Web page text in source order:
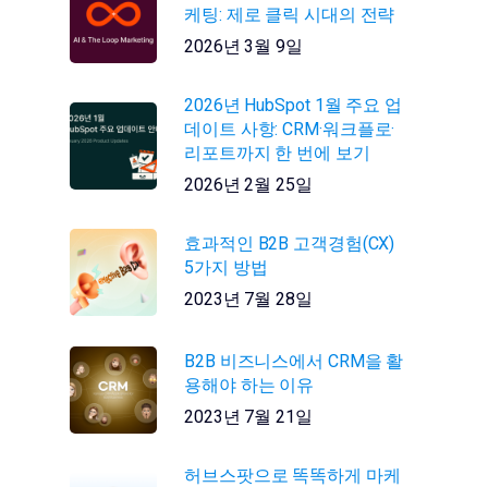
케팅: 제로 클릭 시대의 전략
2026년 3월 9일
2026년 HubSpot 1월 주요 업
데이트 사항: CRM·워크플로·
리포트까지 한 번에 보기
2026년 2월 25일
효과적인 B2B 고객경험(CX)
5가지 방법
2023년 7월 28일
B2B 비즈니스에서 CRM을 활
용해야 하는 이유
2023년 7월 21일
허브스팟으로 똑똑하게 마케